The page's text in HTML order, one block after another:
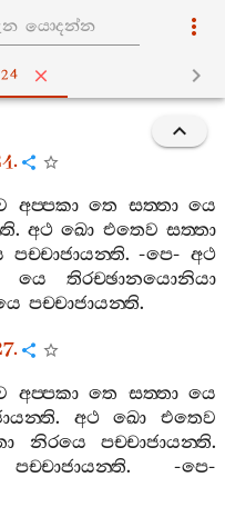
අප‍්පකා තෙ සත‍්තා යෙ
.අථ ඛො එතෙව සත‍්තා
පච‍්චාජායන‍්ති. -පෙ-අථ
යෙ
තිරච‍්ඡානයොනියා
පච‍්චාජායන‍්ති.
අප‍්පකා තෙ සත‍්තා යෙ
. අථ ඛො
එතෙව
නිරයෙ පච‍්චාජායන‍්ති.
පච‍්චාජායන‍්ති. -පෙ-